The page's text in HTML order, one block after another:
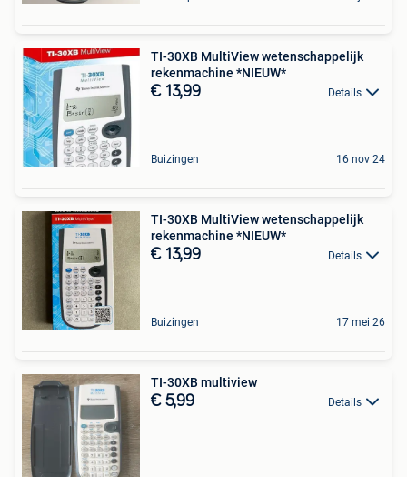
TI-30XB MultiView wetenschappelijk
rekenmachine *NIEUW*
€ 13,99 Details
Buizingen 16 nov 24
TI-30XB MultiView wetenschappelijk
rekenmachine *NIEUW*
€ 13,99 Details
Buizingen 17 mei 26
TI-30XB multiview
€ 5,99 Details